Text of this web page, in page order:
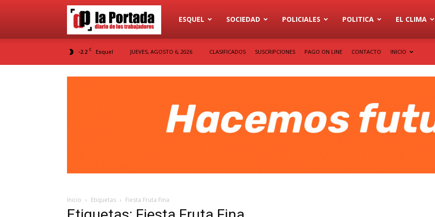
Diario
La
ESQUEL SOCIEDAD POLICIALES POLITICA EL CLIMA
-2.2 C Esquel JUEVES, AGOSTO 6, 2026 CLASIFICADOS SUSCRIPCIONES PAGO ON LINE CONTACTO INICIO
Inicio Etiquetas Fiesta Fruta Fina